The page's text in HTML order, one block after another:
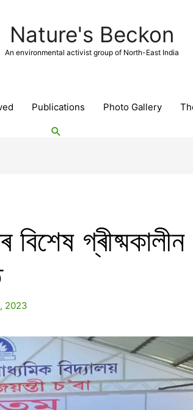
Nature's Beckon
An environmental activist group of North-East India
Publications Photo Gallery
বিশেষ গ্ৰীষ্মকালীন
2023